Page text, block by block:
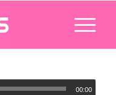
00:00